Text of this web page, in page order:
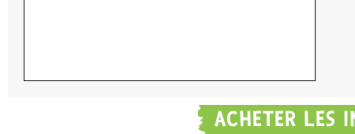
ACHETER LES